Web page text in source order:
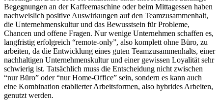
Begegnungen an der Kaffeemaschine oder beim Mittagessen haben
nachweislich positive Auswirkungen auf den Teamzusammenhalt,
die Unternehmenskultur und das Bewusstsein für Probleme,
Chancen und offene Fragen. Nur wenige Unternehmen schaffen es,
langfristig erfolgreich “remote-only”, also komplett ohne Büro, zu
arbeiten, da die Entwicklung eines guten Teamzusammenhalts, einer
nachhaltigen Unternehmenskultur und einer gewissen Loyalität sehr
schwierig ist. Tatsächlich muss die Entscheidung nicht zwischen
“nur Büro” oder “nur Home-Office” sein, sondern es kann auch
eine Kombination etablierter Arbeitsformen, also hybrides Arbeiten,
genutzt werden.